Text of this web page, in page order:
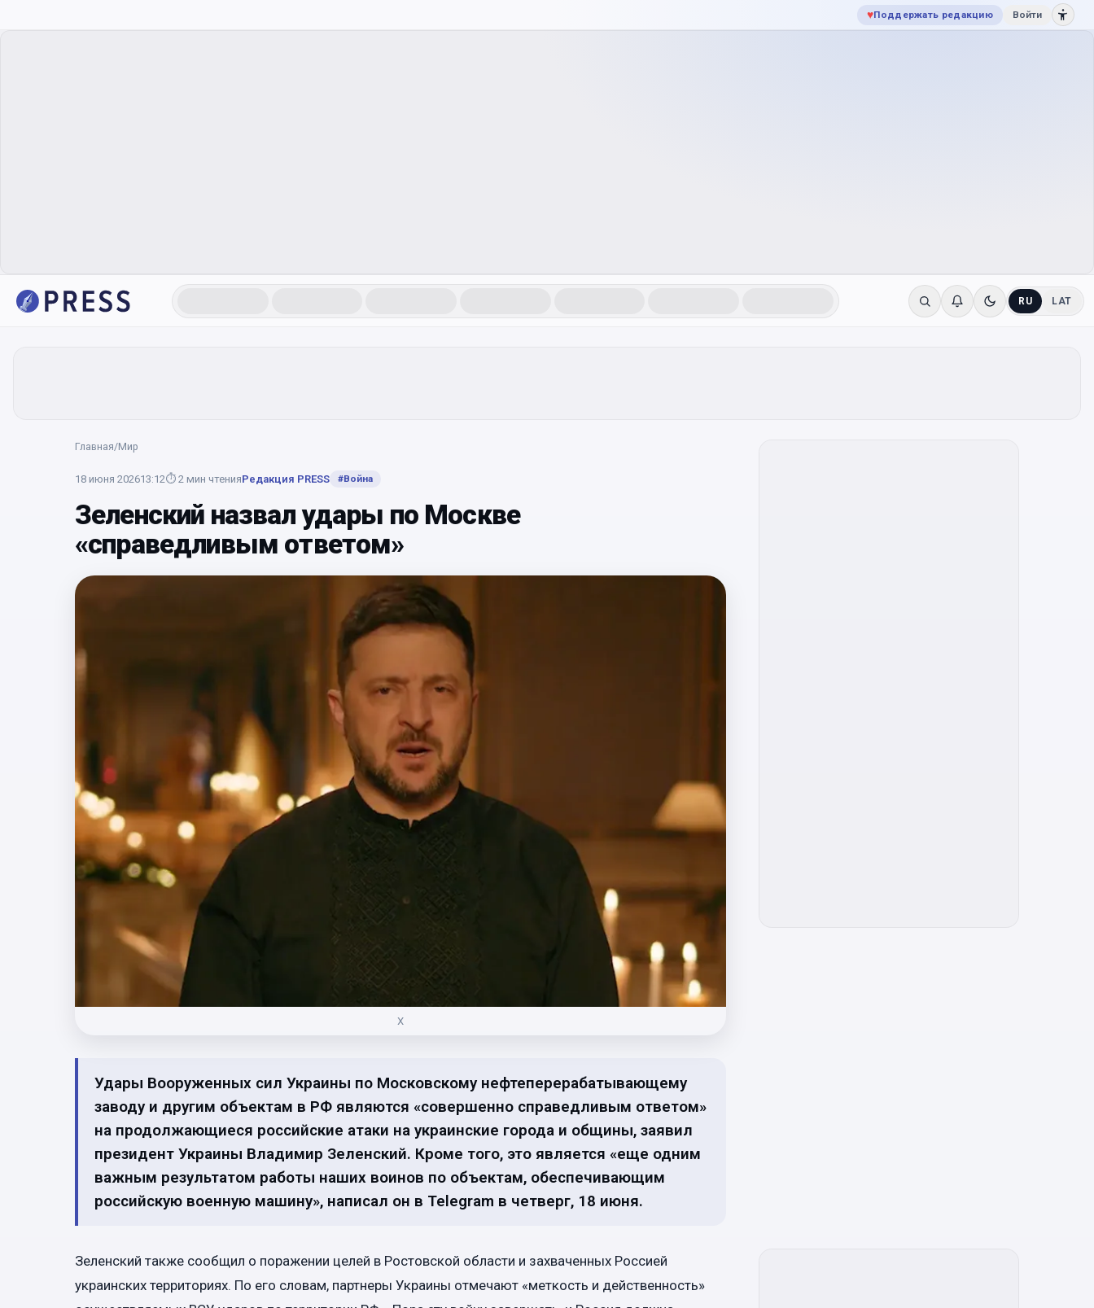
♥Поддержать редакцию Войти
RU LAT
Главная/Мир
18 июня 202613:12⏱ 2 мин чтенияРедакция PRESS #Война
Зеленский назвал удары по Москве
«справедливым ответом»
Х
Удары Вооруженных сил Украины по Московскому нефтеперерабатывающему
заводу и другим объектам в РФ являются «совершенно справедливым ответом»
на продолжающиеся российские атаки на украинские города и общины, заявил
президент Украины Владимир Зеленский. Кроме того, это является «еще одним
важным результатом работы наших воинов по объектам, обеспечивающим
российскую военную машину», написал он в Telegram в четверг, 18 июня.
Зеленский также сообщил о поражении целей в Ростовской области и захваченных Россией
украинских территориях. По его словам, партнеры Украины отмечают «меткость и действенность»